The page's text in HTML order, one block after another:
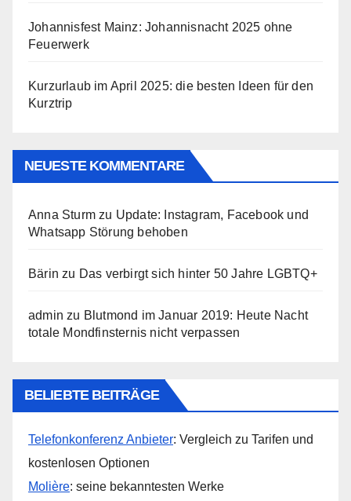
Johannisfest Mainz: Johannisnacht 2025 ohne
Feuerwerk
Kurzurlaub im April 2025: die besten Ideen für den
Kurztrip
NEUESTE KOMMENTARE
Anna Sturm zu Update: Instagram, Facebook und
Whatsapp Störung behoben
Bärin zu Das verbirgt sich hinter 50 Jahre LGBTQ+
admin zu Blutmond im Januar 2019: Heute Nacht
totale Mondfinsternis nicht verpassen
BELIEBTE BEITRÄGE
Telefonkonferenz Anbieter: Vergleich zu Tarifen und
kostenlosen Optionen
Molière: seine bekanntesten Werke